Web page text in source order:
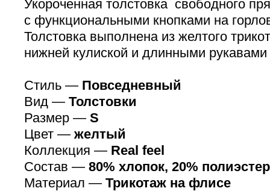
Укороченная толстовка свободного
с функциональными кнопками на
Толстовка выполнена из желтого
нижней кулиской и длинными рукавами
Стиль — Повседневный
Вид — Толстовки
Размер — S
Цвет — желтый
Коллекция — Real feel
Состав — 80% хлопок, 20% полиэстер
Материал — Трикотаж на флисе